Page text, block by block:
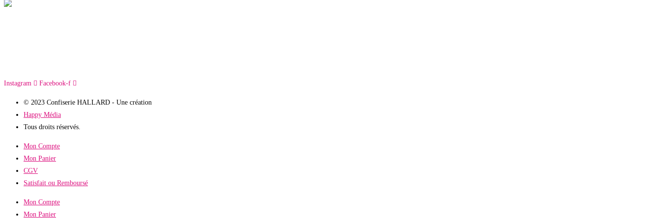
Instagram Facebook-f
© 2023 Confiserie HALLARD - Une création
Happy Média
Tous droits réservés.
Mon Compte
Mon Panier
CGV
Satisfait ou Remboursé
Mon Compte
Mon Panier